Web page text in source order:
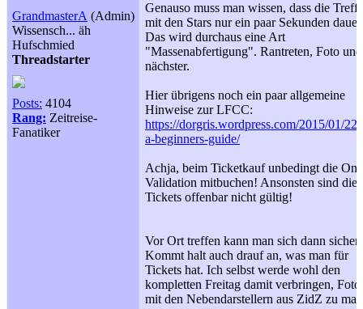
GrandmasterA (Admin)
Wissensch... äh
Hufschmied
Threadstarter
Posts: 4104
Rang: Zeitreise-
Fanatiker
Genauso muss man wissen, dass die
mit den Stars nur ein paar Sekunden
Das wird durchaus eine Art
"Massenabfertigung". Rantreten, Foto und
nächster.
Hier übrigens noch ein paar allgemeine
Hinweise zur LFCC:
https://dorgris.wordpress.com/2015/01/
a-beginners-guide/
Achja, beim Ticketkauf unbedingt die
Validation mitbuchen! Ansonsten sind die
Tickets offenbar nicht gültig!
Vor Ort treffen kann man sich dann
Kommt halt auch drauf an, was man für
Tickets hat. Ich selbst werde wohl den
kompletten Freitag damit verbringen,
mit den Nebendarstellern aus ZidZ zu